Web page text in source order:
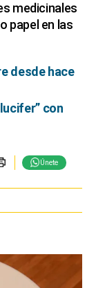
medicinales
papel en las
desde hace
con
Únete